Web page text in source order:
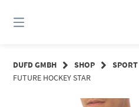
zum
Inhalt
DUFD GMBH SHOP SPORT
FUTURE HOCKEY STAR